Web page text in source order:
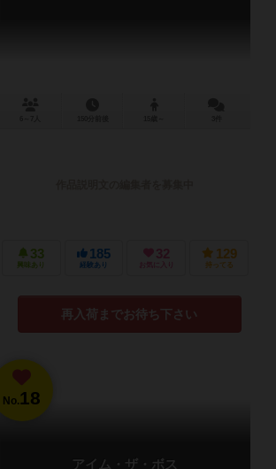
33
興味あり
185
経験あり
32
お気に入り
129
持ってる
再入荷までお待ち下さい
No.18
アイム・ザ・ボス